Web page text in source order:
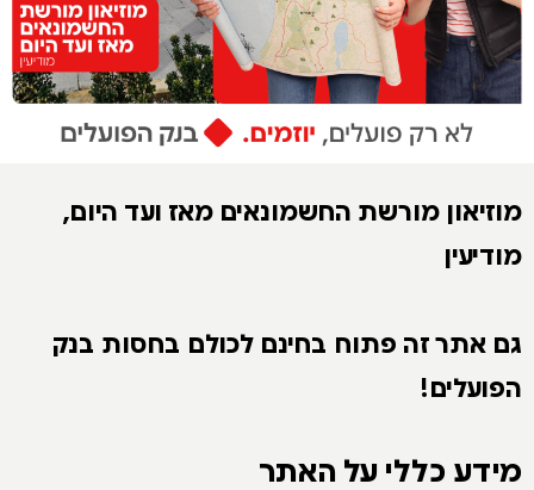
מוזיאון מורשת החשמונאים מאז ועד היום,
מודיעין
גם אתר זה פתוח בחינם לכולם בחסות בנק
הפועלים!
מידע כללי על האתר